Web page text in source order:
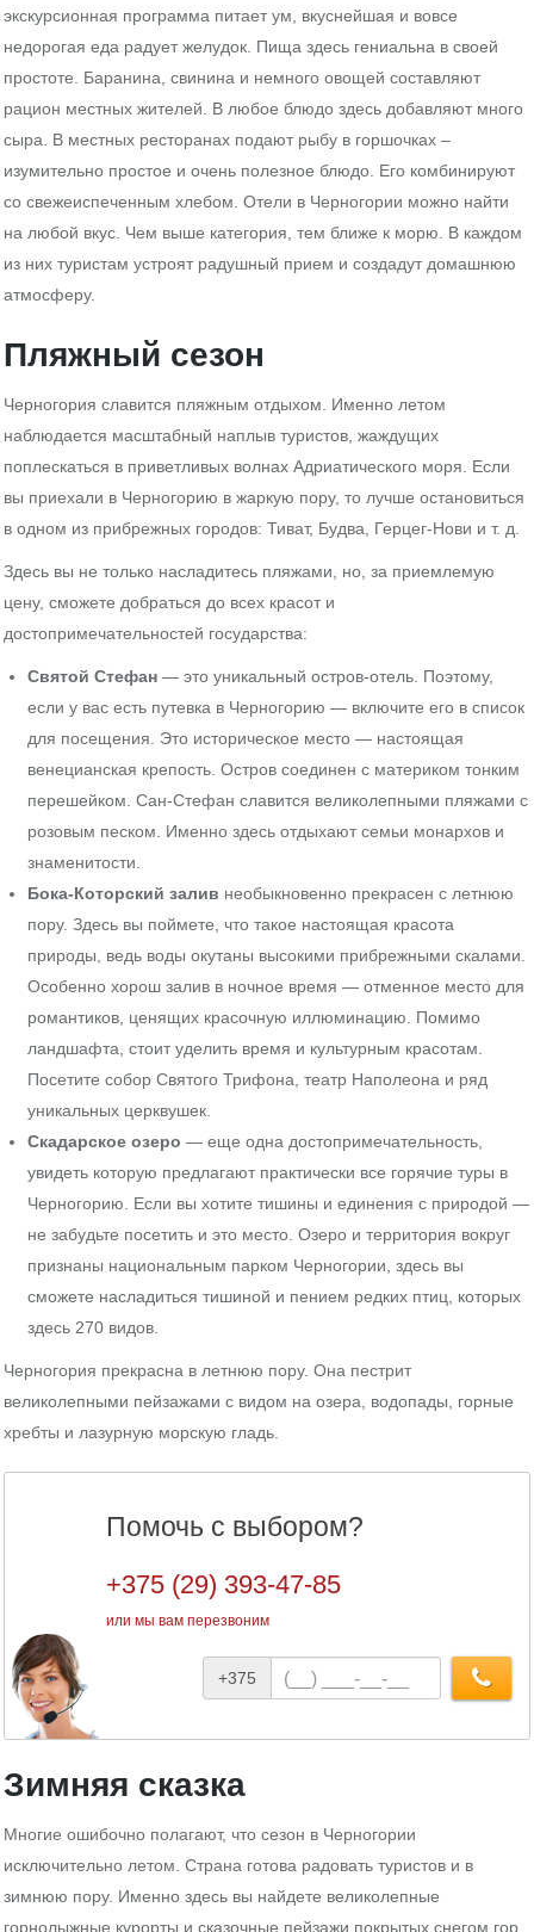
экскурсионная программа питает ум, вкуснейшая и вовсе
недорогая еда радует желудок. Пища здесь гениальна в своей
простоте. Баранина, свинина и немного овощей составляют
рацион местных жителей. В любое блюдо здесь добавляют много
сыра. В местных ресторанах подают рыбу в горшочках –
изумительно простое и очень полезное блюдо. Его комбинируют
со свежеиспеченным хлебом. Отели в Черногории можно найти
на любой вкус. Чем выше категория, тем ближе к морю. В каждом
из них туристам устроят радушный прием и создадут домашнюю
атмосферу.
Пляжный сезон
Черногория славится пляжным отдыхом. Именно летом
наблюдается масштабный наплыв туристов, жаждущих
поплескаться в приветливых волнах Адриатического моря. Если
вы приехали в Черногорию в жаркую пору, то лучше остановиться
в одном из прибрежных городов: Тиват, Будва, Герцег-Нови и т. д.
Здесь вы не только насладитесь пляжами, но, за приемлемую
цену, сможете добраться до всех красот и
достопримечательностей государства:
Святой Стефан — это уникальный остров-отель. Поэтому,
если у вас есть путевка в Черногорию — включите его в список
для посещения. Это историческое место — настоящая
венецианская крепость. Остров соединен с материком тонким
перешейком. Сан-Стефан славится великолепными пляжами с
розовым песком. Именно здесь отдыхают семьи монархов и
знаменитости.
Бока-Которский залив необыкновенно прекрасен с летнюю
пору. Здесь вы поймете, что такое настоящая красота
природы, ведь воды окутаны высокими прибрежными скалами.
Особенно хорош залив в ночное время — отменное место для
романтиков, ценящих красочную иллюминацию. Помимо
ландшафта, стоит уделить время и культурным красотам.
Посетите собор Святого Трифона, театр Наполеона и ряд
уникальных церквушек.
Скадарское озеро — еще одна достопримечательность,
увидеть которую предлагают практически все горячие туры в
Черногорию. Если вы хотите тишины и единения с природой —
не забудьте посетить и это место. Озеро и территория вокруг
признаны национальным парком Черногории, здесь вы
сможете насладиться тишиной и пением редких птиц, которых
здесь 270 видов.
Черногория прекрасна в летнюю пору. Она пестрит
великолепными пейзажами с видом на озера, водопады, горные
хребты и лазурную морскую гладь.
Помочь с выбором?
+375 (29) 393-47-85
или мы вам перезвоним
Номер
телефона
+375
Зимняя сказка
Многие ошибочно полагают, что сезон в Черногории
исключительно летом. Страна готова радовать туристов и в
зимнюю пору. Именно здесь вы найдете великолепные
горнолыжные курорты и сказочные пейзажи покрытых снегом гор